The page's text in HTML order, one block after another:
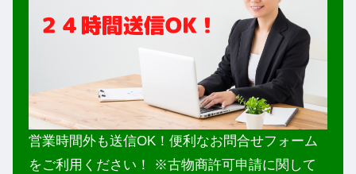
営業時間外も送信OK！便利なお問合せフォーム
をご利用ください！ ※古物商許可申請に関して